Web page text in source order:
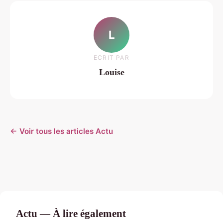
L
ECRIT PAR
Louise
← Voir tous les articles Actu
Actu — À lire également